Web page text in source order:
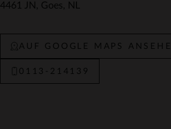
4461 JN
Goes NL
AUF GOOGLE MAPS
0113-214139